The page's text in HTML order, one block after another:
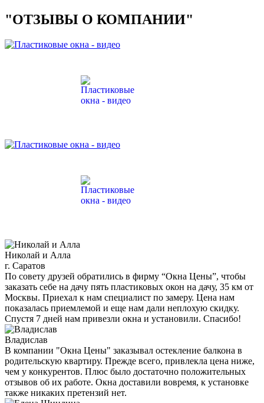
"ОТЗЫВЫ О КОМПАНИИ"
Николай и Алла
г. Саратов
По совету друзей обратились в фирму “Окна Цены”, чтобы
заказать себе на дачу пять пластиковых окон на дачу, 35 км от
Москвы. Приехал к нам специалист по замеру. Цена нам
показалась приемлемой и еще нам дали неплохую скидку.
Спустя 7 дней нам привезли окна и установили. Спасибо!
Владислав
В компании "Окна Цены" заказывал остекление балкона в
родительскую квартиру. Прежде всего, привлекла цена ниже,
чем у конкурентов. Плюс было достаточно положительных
отзывов об их работе. Окна доставили вовремя, к установке
также никаких претензий нет.